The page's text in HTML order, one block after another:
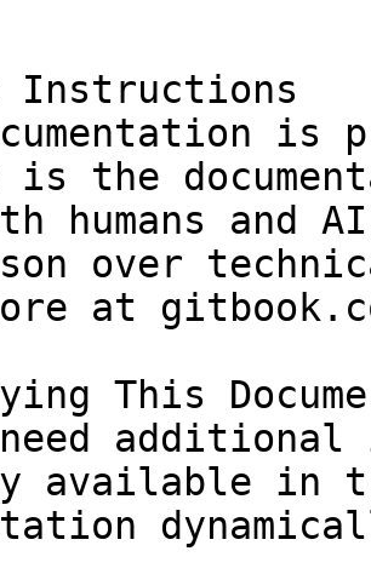
Instructions
is
is the
humans and
over
at
This
available in